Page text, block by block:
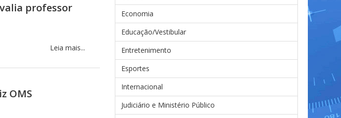
professor
Leia mais...
OMS
Economia
Educação/Vestibular
Entretenimento
Esportes
Internacional
Judiciário e Ministério Público